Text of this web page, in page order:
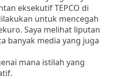
eksekutif TEPCO di
untuk mencegah
Saya melihat liputan
banyak media yang juga
mana istilah yang